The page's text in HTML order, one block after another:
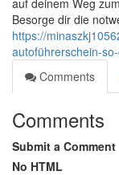
auf deinem Weg
Besorge dir die
https://
autoführerschein-
Comments
Comments
Submit a Comment
No HTML